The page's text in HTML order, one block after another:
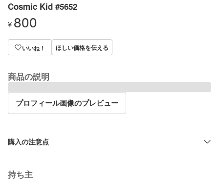
Cosmic Kid #5652
¥ 800
いいね！ ほしい価格を伝える
商品の説明
プロフィール画像のプレビュー
購入の注意点
持ち主